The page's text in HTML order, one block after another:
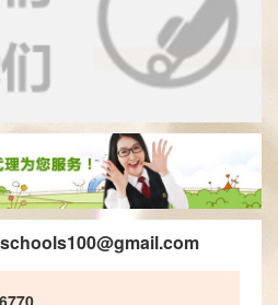
schools100@gmail.com